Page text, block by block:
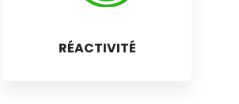
RÉACTIVITÉ